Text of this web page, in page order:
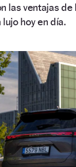
las ventajas de
hoy en día.